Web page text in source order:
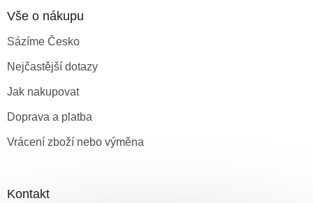
Vše o nákupu
Sázíme Česko
Nejčastější dotazy
Jak nakupovat
Doprava a platba
Vrácení zboží nebo výměna
Kontakt